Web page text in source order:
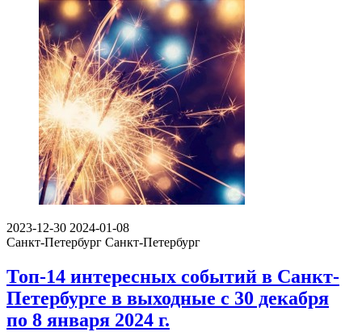
2023-12-30 2024-01-08
Санкт-Петербург Санкт-Петербург
Топ-14 интересных событий в Санкт-
Петербурге в выходные с 30 декабря
по 8 января 2024 г.